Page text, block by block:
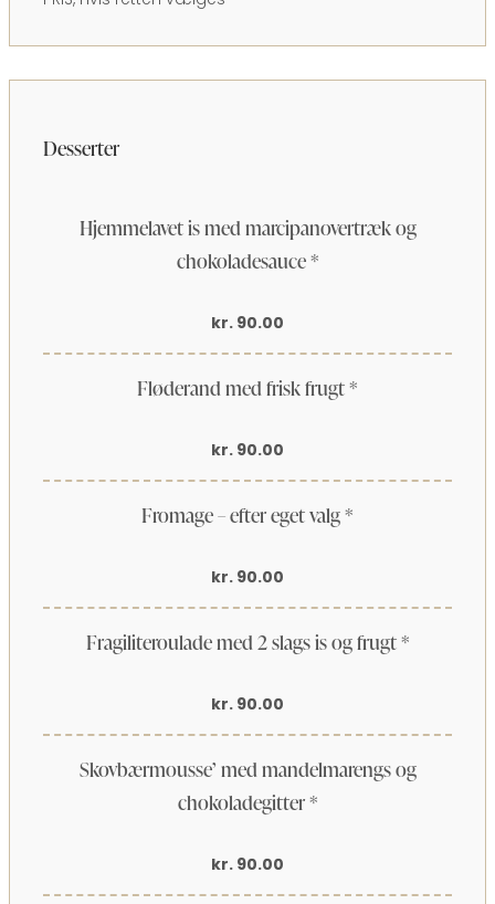
Desserter
Hjemmelavet is med marcipanovertræk og
chokoladesauce *
kr. 90.00
Fløderand med frisk frugt *
kr. 90.00
Fromage – efter eget valg *
kr. 90.00
Fragiliteroulade med 2 slags is og frugt *
kr. 90.00
Skovbærmousse’ med mandelmarengs og
chokoladegitter *
kr. 90.00